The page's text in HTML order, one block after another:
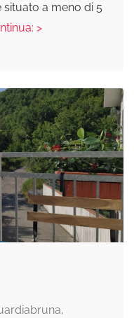
a meno di 5
>